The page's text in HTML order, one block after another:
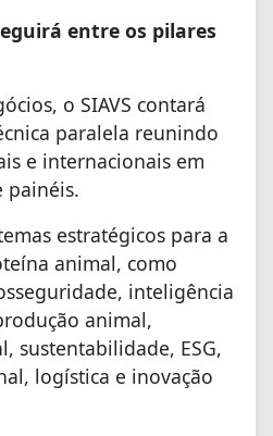
entre os pilares
o SIAVS contará
paralela reunindo
e internacionais em
painéis.
estratégicos para a
animal, como
inteligência
animal,
sustentabilidade, ESG,
logística e inovação